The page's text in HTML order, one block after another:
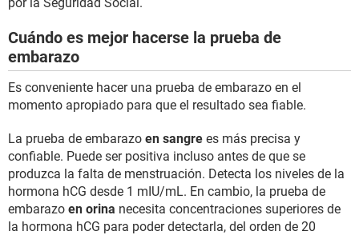
Cuándo es mejor hacerse la prueba de
embarazo
Es conveniente hacer una prueba de embarazo en el
momento apropiado para que el resultado sea fiable.
La prueba de embarazo en sangre es más precisa y
confiable. Puede ser positiva incluso antes de que se
produzca la falta de menstruación. Detecta los niveles de la
hormona hCG desde 1 mIU/mL. En cambio, la prueba de
embarazo en orina necesita concentraciones superiores de
la hormona hCG para poder detectarla, del orden de 20